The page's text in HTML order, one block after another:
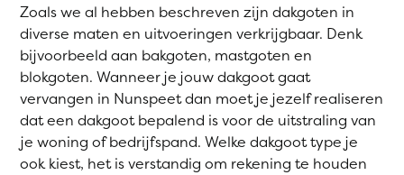
Zoals we al hebben beschreven zijn dakgoten in
diverse maten en uitvoeringen verkrijgbaar. Denk
bijvoorbeeld aan bakgoten, mastgoten en
blokgoten. Wanneer je jouw dakgoot gaat
vervangen in Nunspeet dan moet je jezelf realiseren
dat een dakgoot bepalend is voor de uitstraling van
je woning of bedrijfspand. Welke dakgoot type je
ook kiest, het is verstandig om rekening te houden